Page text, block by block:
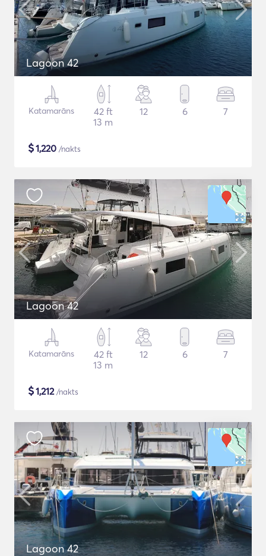
Lagoon 42
Katamarāns
42 ft
13 m
12 6 7
$1,220 /nakts
Lagoon 42
Katamarāns
42 ft
13 m
12 6 7
$1,212/nakts
Lagoon 42